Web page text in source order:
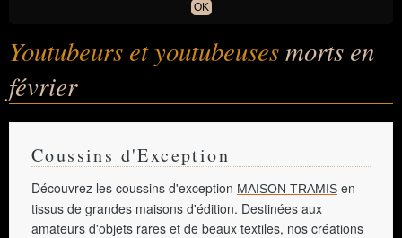
OK
Youtubeurs et youtubeusesmorts en
février
Coussins d'Exception
Découvrez les coussins d'exception MAISON TRAMIS en
tissus de grandes maisons d'édition. Destinées aux
amateurs d'objets rares et de beaux textiles, nos créations